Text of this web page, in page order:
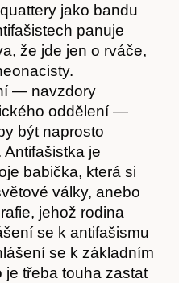
jako bandu
panuje
že jde jen o rváče,
— navzdory
oddělení —
být naprosto
je
babička, která si
války, anebo
jehož rodina
se k antifašismu
se k základním
je třeba touha zastat